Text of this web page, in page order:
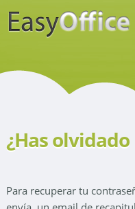
¿Has
Para recuperar tu